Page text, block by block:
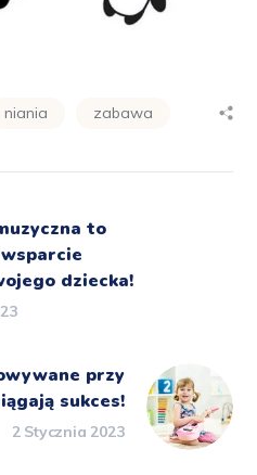
niania zabawa
to
dziecka!
przy
sukces!
2 Stycznia 2023